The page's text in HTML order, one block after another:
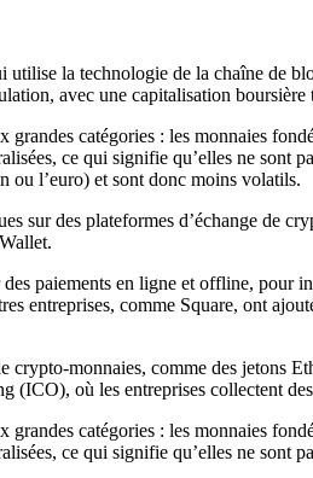
la technologie de la chaîne de
avec une capitalisation
catégories : les monnaies
ce qui signifie qu’elles ne
ou l’euro) et sont donc moins volatils.
sur des plateformes d’échange de
paiements en ligne et offline, pour
entreprises, comme Square, ont
crypto-monnaies, comme des
(ICO), où les entreprises collectent
catégories : les monnaies
ce qui signifie qu’elles ne sont